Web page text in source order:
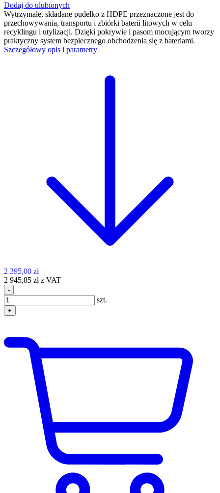
Dodaj do ulubionych
Wytrzymałe, składane pudełko z HDPE przeznaczone jest do
przechowywania, transportu i zbiórki baterii litowych w celu
recyklingu i utylizacji. Dzięki pokrywie i pasom mocującym tworzy
praktyczny system bezpiecznego obchodzenia się z bateriami.
Szczegółowy opis i parametry
2 395,00 zł
2 945,85 zł z VAT
-
szt.
+